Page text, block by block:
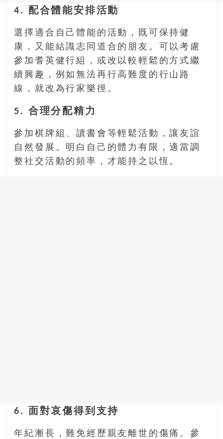
4. 配合體能安排活動
選擇適合自己體能的活動，既可保持健
康，又能結識志同道合的朋友。可以考慮
參加耆英健行組，或改以較輕鬆的方式繼
續興趣，例如無法再行高難度的行山路
線，就改為行家樂徑。
5. 合理分配精力
參加棋牌組、讀書會等輕鬆活動，讓友誼
自然發展。明白自己的體力有限，適當調
整社交活動的頻率，才能持之以恆。
6. 面對哀傷得到支持
年紀漸長，難免經歷親友離世的傷痛。參